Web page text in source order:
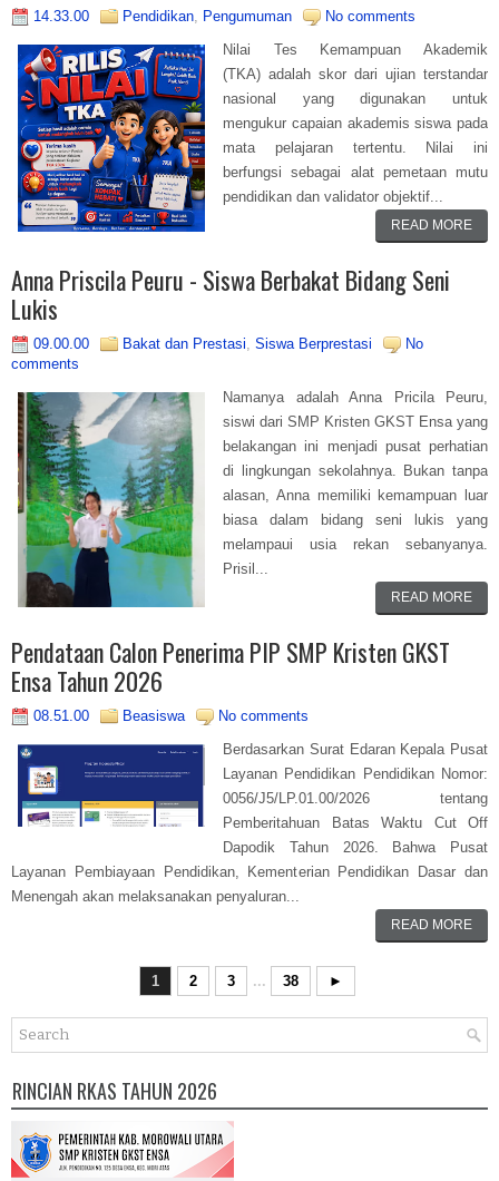
14.33.00 Pendidikan Pengumuman
No comments
Nilai Tes Kemampuan Akademik
(TKA) adalah skor dari ujian terstandar
nasional yang digunakan untuk
mengukur capaian akademis siswa pada
mata pelajaran tertentu. Nilai ini
berfungsi sebagai alat pemetaan mutu
pendidikan dan validator objektif...
READ MORE
Anna Priscila Peuru - Siswa Berbakat Bidang Seni
Lukis
09.00.00 Bakat dan Prestasi Siswa Berprestasi
No
comments
Namanya adalah Anna Pricila Peuru,
siswi dari SMP Kristen GKST Ensa yang
belakangan ini menjadi pusat perhatian
di lingkungan sekolahnya. Bukan tanpa
alasan, Anna memiliki kemampuan luar
biasa dalam bidang seni lukis yang
melampaui usia rekan sebanyanya.
Prisil...
READ MORE
Pendataan Calon Penerima PIP SMP Kristen GKST
Ensa Tahun 2026
08.51.00 Beasiswa
No comments
Berdasarkan Surat Edaran Kepala Pusat
Layanan Pendidikan Pendidikan Nomor:
0056/J5/LP.01.00/2026 tentang
Pemberitahuan Batas Waktu Cut Off
Dapodik Tahun 2026. Bahwa Pusat
Layanan Pembiayaan Pendidikan, Kementerian Pendidikan Dasar dan
Menengah akan melaksanakan penyaluran...
READ MORE
1 2 3 ... 38 ►
RINCIAN RKAS TAHUN 2026